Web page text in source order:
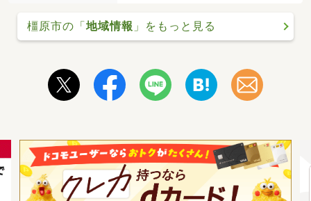
橿原市の「 地域情報 」をもっと見る